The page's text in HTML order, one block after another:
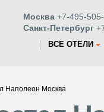
Москва +7-495-
Санкт-Петербург
ВСЕ ОТЕЛИ
Наполеон Москва